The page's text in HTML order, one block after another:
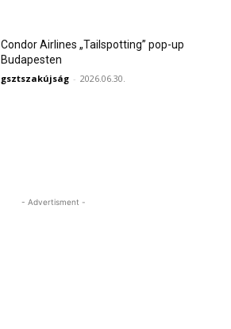
Condor Airlines „Tailspotting” pop-up
Budapesten
gsztszakújság - 2026.06.30.
- Advertisment -